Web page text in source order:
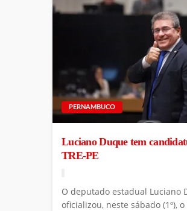
PERNAMBUCO
Luciano Duque tem
TRE-PE
O deputado estadual Luciano
oficializou, neste sábado (1º),